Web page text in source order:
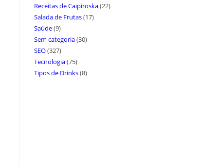
Receitas de Caipiroska(22)
Salada de Frutas(17)
Saúde(9)
Sem categoria(30)
SEO(327)
Tecnologia(75)
Tipos de Drinks(8)